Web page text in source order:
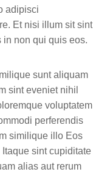
adipisci
Et nisi illum sit sint
in non qui quis eos.
sunt aliquam
sint eveniet nihil
voluptatem
perferendis
similique illo Eos
sint cupiditate
alias aut rerum